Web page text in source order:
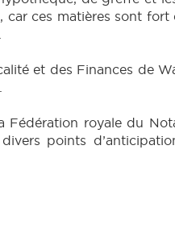
ces matières sont fort
et des Finances de
Fédération royale du
points